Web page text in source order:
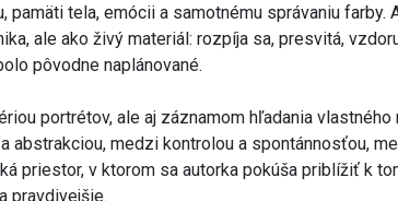
pamäti tela, emócii a samotnému správaniu farby.
ale ako živý materiál: rozpíja sa, presvitá,
pôvodne naplánované.
portrétov, ale aj záznamom hľadania vlastného
abstrakciou, medzi kontrolou a spontánnosťou,
priestor, v ktorom sa autorka pokúša priblížiť k
pravdivejšie.